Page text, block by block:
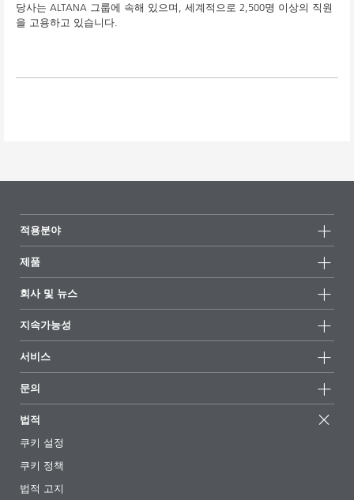
당사는 ALTANA 그룹에 속해 있으며, 세계적으로 2,500명 이상의 직원
을 고용하고 있습니다.
적용분야
제품
모든제품
하이라이트
회사 및 뉴스
뉴스
언론 및 미디어
소재지 및 판매점
전시회 및 이벤트
지속가능성
지속가능한 제품
성공 사례
EcoVadis
인증서
서비스
추천 배합
기사
전자책
규제 현황
첨가제 안내 앱
문의
법적
쿠키 설정
쿠키 정책
법적 고지